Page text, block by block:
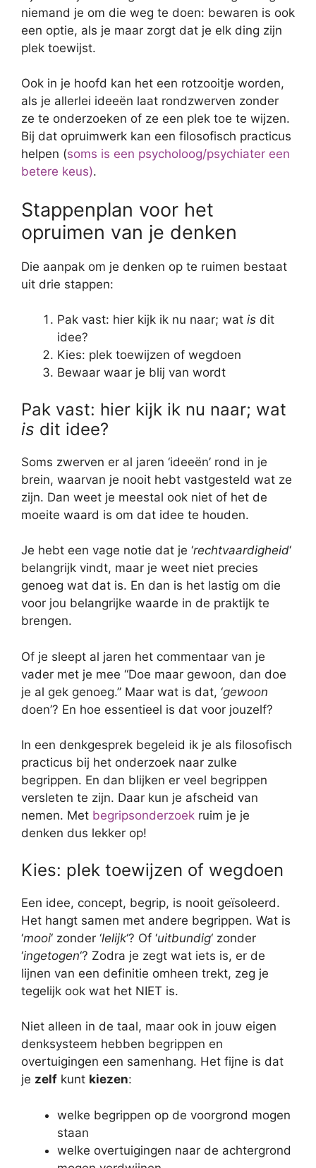
niemand je om die weg te doen: bewaren is ook
een optie, als je maar zorgt dat je elk ding zijn
plek toewijst.
Ook in je hoofd kan het een rotzooitje worden,
als je allerlei ideeën laat rondzwerven zonder
ze te onderzoeken of ze een plek toe te wijzen.
Bij dat opruimwerk kan een filosofisch practicus
helpen (soms is een psycholoog/psychiater een
betere keus).
Stappenplan voor het
opruimen van je denken
Die aanpak om je denken op te ruimen bestaat
uit drie stappen:
Pak vast: hier kijk ik nu naar; wat is dit
idee?
Kies: plek toewijzen of wegdoen
Bewaar waar je blij van wordt
Pak vast: hier kijk ik nu naar; wat
is dit idee?
Soms zwerven er al jaren ‘ideeën’ rond in je
brein, waarvan je nooit hebt vastgesteld wat ze
zijn. Dan weet je meestal ook niet of het de
moeite waard is om dat idee te houden.
Je hebt een vage notie dat je ‘rechtvaardigheid‘
belangrijk vindt, maar je weet niet precies
genoeg wat dat is. En dan is het lastig om die
voor jou belangrijke waarde in de praktijk te
brengen.
Of je sleept al jaren het commentaar van je
vader met je mee “Doe maar gewoon, dan doe
je al gek genoeg.” Maar wat is dat, ‘gewoon
doen’? En hoe essentieel is dat voor jouzelf?
In een denkgesprek begeleid ik je als filosofisch
practicus bij het onderzoek naar zulke
begrippen. En dan blijken er veel begrippen
versleten te zijn. Daar kun je afscheid van
nemen. Met begripsonderzoek ruim je je
denken dus lekker op!
Kies: plek toewijzen of wegdoen
Een idee, concept, begrip, is nooit geïsoleerd.
Het hangt samen met andere begrippen. Wat is
‘mooi‘ zonder ‘lelijk‘? Of ‘uitbundig‘ zonder
‘ingetogen‘? Zodra je zegt wat iets is, er de
lijnen van een definitie omheen trekt, zeg je
tegelijk ook wat het NIET is.
Niet alleen in de taal, maar ook in jouw eigen
denksysteem hebben begrippen en
overtuigingen een samenhang. Het fijne is dat
je zelf kunt kiezen:
welke begrippen op de voorgrond mogen
staan
welke overtuigingen naar de achtergrond